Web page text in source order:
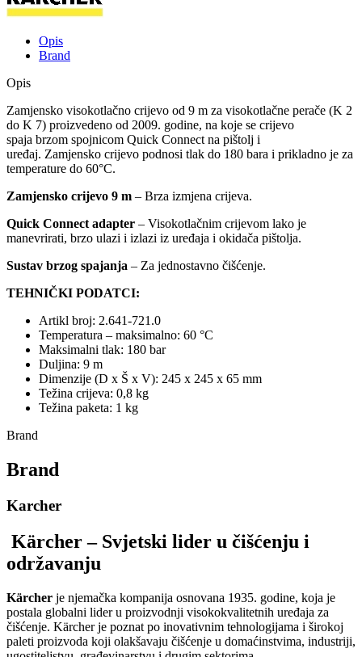
Opis
Brand
Opis
Zamjensko visokotlačno crijevo od 9 m za visokotlačne perače (K 2
do K 7) proizvedeno od 2009. godine, na koje se crijevo
spaja brzom spojnicom Quick Connect na pištolj i
uređaj. Zamjensko crijevo podnosi tlak do 180 bara i prikladno je za
temperature do 60°C.
Zamjensko crijevo 9 m – Brza izmjena crijeva.
Quick Connect adapter – Visokotlačnim crijevom lako je
manevrirati, brzo ulazi i izlazi iz uređaja i okidača pištolja.
Sustav brzog spajanja – Za jednostavno čišćenje.
TEHNIČKI PODATCI:
Artikl broj: 2.641-721.0
Temperatura – maksimalno: 60 °C
Maksimalni tlak: 180 bar
Duljina: 9 m
Dimenzije (D x Š x V): 245 x 245 x 65 mm
Težina crijeva: 0,8 kg
Težina paketa: 1 kg
Brand
Brand
Karcher
Kärcher – Svjetski lider u čišćenju i
održavanju
Kärcher je njemačka kompanija osnovana 1935. godine, koja je
postala globalni lider u proizvodnji visokokvalitetnih uređaja za
čišćenje. Kärcher je poznat po inovativnim tehnologijama i širokoj
paleti proizvoda koji olakšavaju čišćenje u domaćinstvima, industriji,